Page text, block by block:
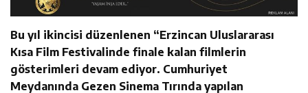
Bu yıl ikincisi düzenlenen “Erzincan Uluslararası
Kısa Film Festivalinde finale kalan filmlerin
gösterimleri devam ediyor. Cumhuriyet
Meydanında Gezen Sinema Tırında yapılan